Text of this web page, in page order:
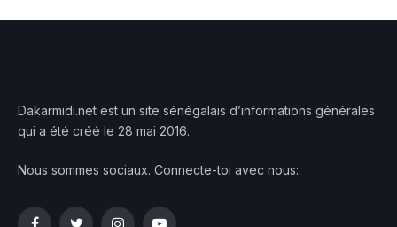
Dakarmidi.net est un site sénégalais d’informations générales
qui a été créé le 28 mai 2016.
Nous sommes sociaux. Connecte-toi avec nous: